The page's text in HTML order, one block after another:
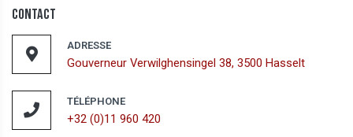
Contact
ADRESSE
Gouverneur Verwilghensingel 38, 3500 Hasselt
TÉLÉPHONE
+32 (0)11 960 420